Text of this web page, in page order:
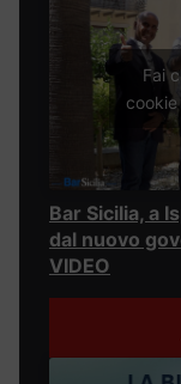
Fai
Bar Sicilia, a
dal nuovo
VIDEO